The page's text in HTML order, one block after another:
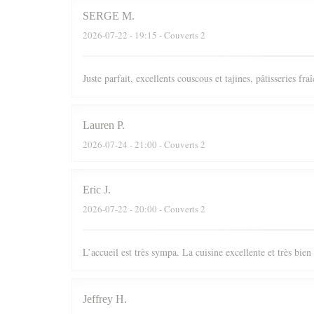
SERGE M
2026-07-22 - 19:15 - Couverts 2
Juste parfait, excellents couscous et tajines, pâtisseries
Lauren P
2026-07-24 - 21:00 - Couverts 2
Eric J
2026-07-22 - 20:00 - Couverts 2
L’accueil est très sympa. La cuisine excellente et très
Jeffrey H